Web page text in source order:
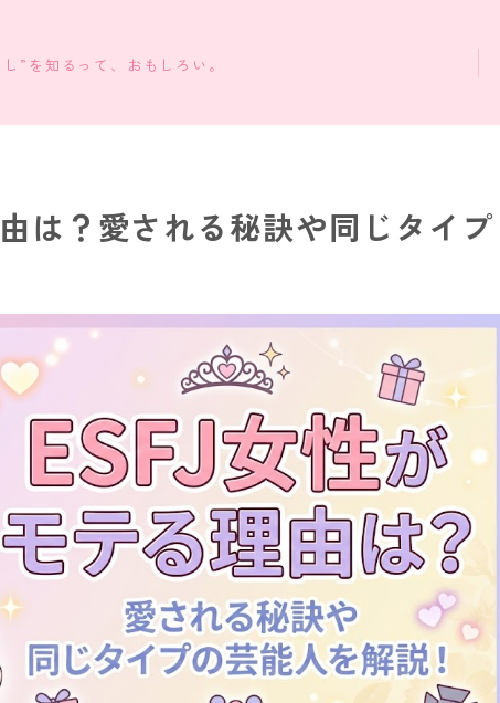
”を知るって、おもしろい。
は？愛される秘訣や同じタイプ